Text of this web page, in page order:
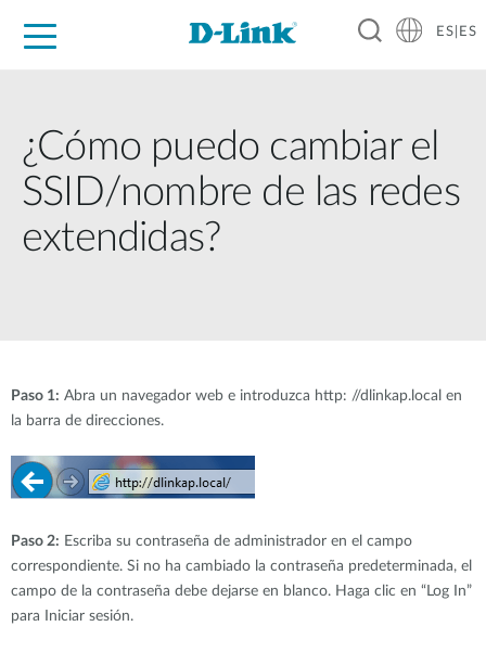
ES|ES
¿Cómo puedo cambiar el
SSID/nombre de las redes
extendidas?
Paso 1: Abra un navegador web e introduzca http: //dlinkap.local en
la barra de direcciones.
Paso 2: Escriba su contraseña de administrador en el campo
correspondiente. Si no ha cambiado la contraseña predeterminada, el
campo de la contraseña debe dejarse en blanco. Haga clic en “Log In”
para Iniciar sesión.